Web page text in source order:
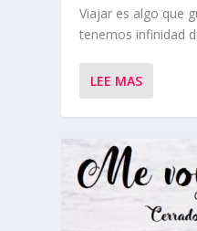
Viajar es algo que
tenemos infinidad
LEE MAS